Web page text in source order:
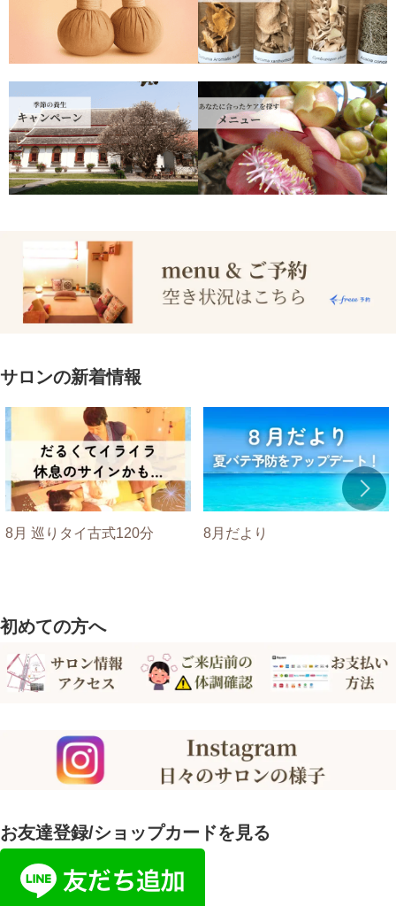
サロンの新着情報
8月 巡りタイ古式120分 8月だより
初めての方へ
お友達登録/ショップカードを見る